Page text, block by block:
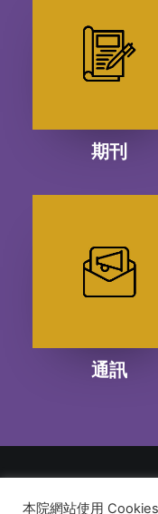
期刊
通訊
© 2026 建道神學院
本院網站使用